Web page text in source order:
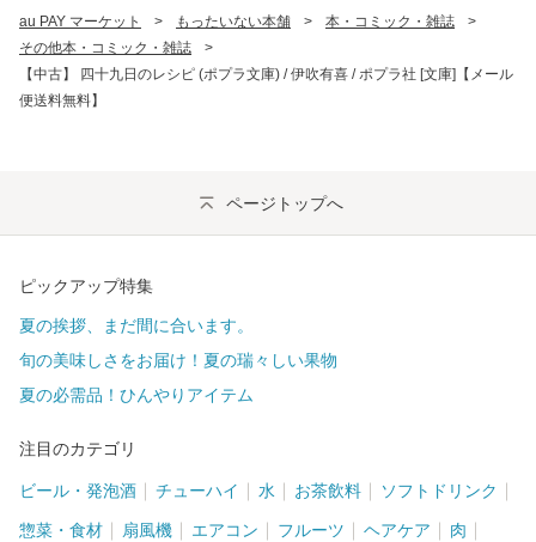
au PAY マーケット > もったいない本舗 > 本・コミック・雑誌
>
その他本・コミック・雑誌
>
【中古】 四十九日のレシピ (ポプラ文庫) / 伊吹有喜 / ポプラ社 [文庫]【メール
便送料無料】
ページトップへ
ピックアップ特集
夏の挨拶、まだ間に合います。
旬の美味しさをお届け！夏の瑞々しい果物
夏の必需品！ひんやりアイテム
注目のカテゴリ
ビール・発泡酒 チューハイ 水 お茶飲料 ソフトドリンク
惣菜・食材 扇風機 エアコン フルーツ ヘアケア 肉